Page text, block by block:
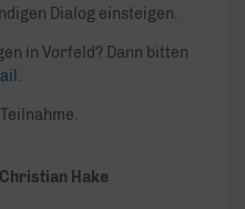
Dialog einsteigen.
in Vorfeld? Dann bitten
Christian Hake